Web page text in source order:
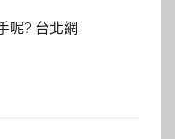
呢? 台北網